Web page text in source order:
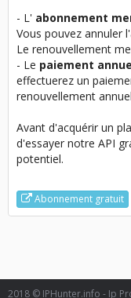
- L' abonnement
Vous pouvez annuler
Le renouvellement
- Le paiement
effectuerez un
renouvellement
Avant d'acquérir un
d'essayer notre API
potentiel.
Abonnement gratuit
2018 © IPHunter.info - Ip